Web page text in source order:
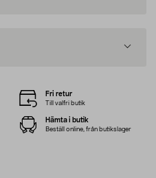
Fri retur
Till valfri butik
Hämta i butik
Beställ online, från butikslager